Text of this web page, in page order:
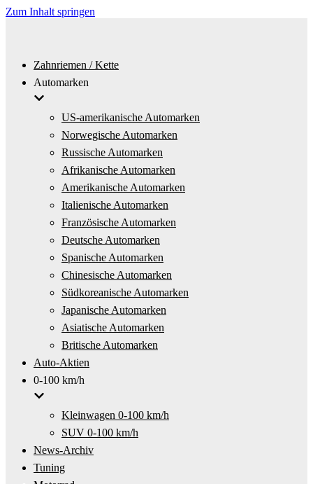
Zum Inhalt springen
Zahnriemen / Kette
Automarken
US-amerikanische Automarken
Norwegische Automarken
Russische Automarken
Afrikanische Automarken
Amerikanische Automarken
Italienische Automarken
Französische Automarken
Deutsche Automarken
Spanische Automarken
Chinesische Automarken
Südkoreanische Automarken
Japanische Automarken
Asiatische Automarken
Britische Automarken
Auto-Aktien
0-100 km/h
Kleinwagen 0-100 km/h
SUV 0-100 km/h
News-Archiv
Tuning